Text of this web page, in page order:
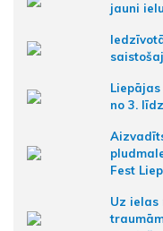
jauni
no 3.
Fest
Uz ielas